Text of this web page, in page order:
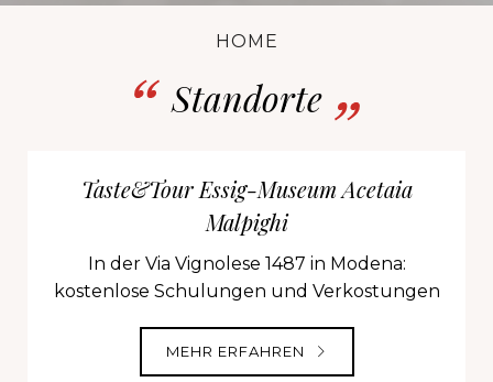
HOME
Standorte
Taste&Tour Essig-Museum Acetaia
Malpighi
In der Via Vignolese 1487 in Modena:
kostenlose Schulungen und Verkostungen
MEHR ERFAHREN